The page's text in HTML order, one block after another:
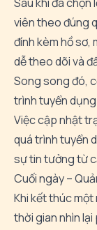
viên theo đúng
đính kèm hồ sơ,
dễ theo dõi và
Song song đó,
trình tuyển
Việc cập nhật
quá trình tuyển
sự tin tưởng từ
Cuối ngày –
Khi kết thúc
thời gian nhìn